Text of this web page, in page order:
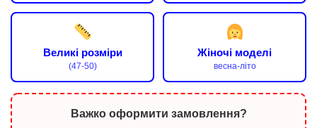
Великі розміри
(47-50)
Жіночі моделі
весна-літо
Важко оформити замовлення?